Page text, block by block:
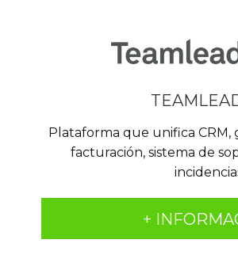
Plataforma que unifica CRM,
facturación, sistema de
+